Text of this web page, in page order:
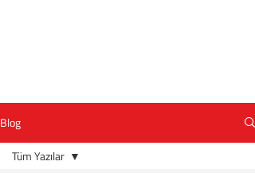
Blog
Tüm Yazılar